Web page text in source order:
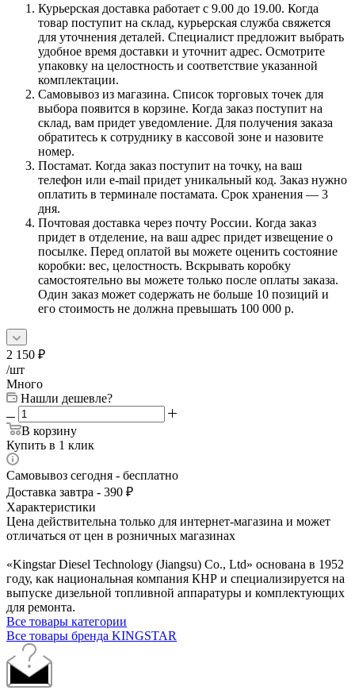
Курьерская доставка работает с 9.00 до 19.00. Когда
товар поступит на склад, курьерская служба свяжется
для уточнения деталей. Специалист предложит выбрать
удобное время доставки и уточнит адрес. Осмотрите
упаковку на целостность и соответствие указанной
комплектации.
Самовывоз из магазина. Список торговых точек для
выбора появится в корзине. Когда заказ поступит на
склад, вам придет уведомление. Для получения заказа
обратитесь к сотруднику в кассовой зоне и назовите
номер.
Постамат. Когда заказ поступит на точку, на ваш
телефон или e-mail придет уникальный код. Заказ нужно
оплатить в терминале постамата. Срок хранения — 3
дня.
Почтовая доставка через почту России. Когда заказ
придет в отделение, на ваш адрес придет извещение о
посылке. Перед оплатой вы можете оценить состояние
коробки: вес, целостность. Вскрывать коробку
самостоятельно вы можете только после оплаты заказа.
Один заказ может содержать не больше 10 позиций и
его стоимость не должна превышать 100 000 р.
2 150 ₽
/шт
Много
Нашли дешевле?
В корзину
Купить в 1 клик
Самовывоз сегодня - бесплатно
Доставка завтра - 390 ₽
Характеристики
Цена действительна только для интернет-магазина и может
отличаться от цен в розничных магазинах
«Kingstar Diesel Technology (Jiangsu) Co., Ltd» основана в 1952
году, как национальная компания КНР и специализируется на
выпуске дизельной топливной аппаратуры и комплектующих
для ремонта.
Все товары категории
Все товары бренда KINGSTAR